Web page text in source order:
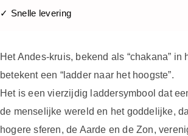
✓ Snelle levering
Het Andes-kruis, bekend als “chakana” in
betekent een “ladder naar het hoogste”.
Het is een vierzijdig laddersymbool dat
de menselijke wereld en het goddelijke,
hogere sferen, de Aarde en de Zon,